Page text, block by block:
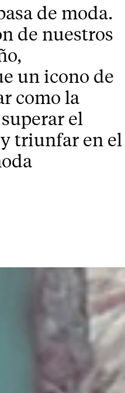
de moda.
de nuestros
un icono de
como la
el
triunfar en el